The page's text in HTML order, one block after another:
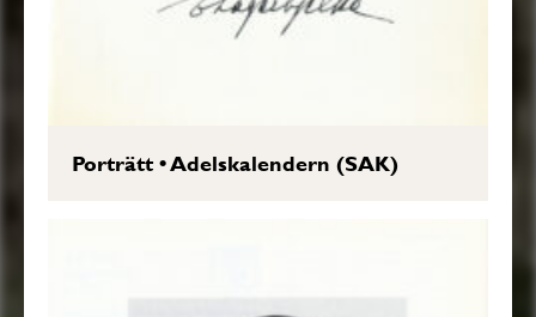
Porträtt•Adelskalendern (SAK)